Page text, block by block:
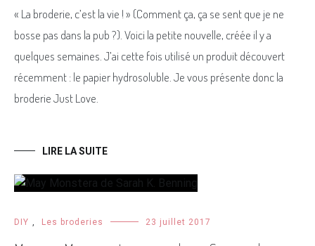
« La broderie, c’est la vie ! » (Comment ça, ça se sent que je ne
bosse pas dans la pub ?). Voici la petite nouvelle, créée il y a
quelques semaines. J’ai cette fois utilisé un produit découvert
récemment : le papier hydrosoluble. Je vous présente donc la
broderie Just Love.
LIRE LA SUITE
DIY , Les broderies 23 juillet 2017